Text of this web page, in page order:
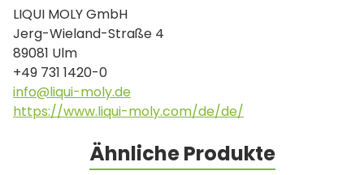
LIQUI MOLY GmbH
Jerg-Wieland-Straße 4
89081 Ulm
+49 731 1420-0
info@liqui-moly.de
https://www.liqui-moly.com/de/de/
Ähnliche Produkte